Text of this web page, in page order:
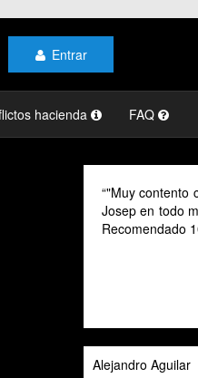
Entrar
hacienda FAQ
"Muy contento
Josep en todo
Recomendado
Alejandro Aguilar